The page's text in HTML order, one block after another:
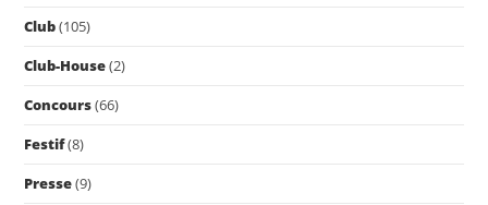
Club(105)
Club-House(2)
Concours(66)
Festif(8)
Presse(9)